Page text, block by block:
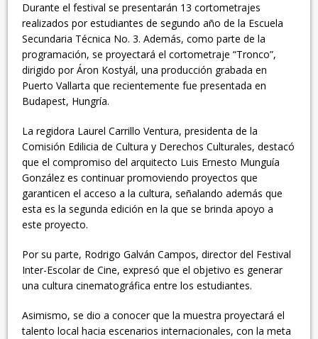
Durante el festival se presentarán 13 cortometrajes
realizados por estudiantes de segundo año de la Escuela
Secundaria Técnica No. 3. Además, como parte de la
programación, se proyectará el cortometraje “Tronco”,
dirigido por Áron Kostyál, una producción grabada en
Puerto Vallarta que recientemente fue presentada en
Budapest, Hungría.
La regidora Laurel Carrillo Ventura, presidenta de la
Comisión Edilicia de Cultura y Derechos Culturales, destacó
que el compromiso del arquitecto Luis Ernesto Munguía
González es continuar promoviendo proyectos que
garanticen el acceso a la cultura, señalando además que
esta es la segunda edición en la que se brinda apoyo a
este proyecto.
Por su parte, Rodrigo Galván Campos, director del Festival
Inter-Escolar de Cine, expresó que el objetivo es generar
una cultura cinematográfica entre los estudiantes.
Asimismo, se dio a conocer que la muestra proyectará el
talento local hacia escenarios internacionales, con la meta